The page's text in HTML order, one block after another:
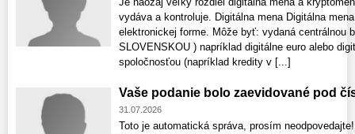
vydáva a kontroluje. Digitálna mena Digitálna
elektronickej forme. Môže byť: vydaná centrálnou
SLOVENSKOU ) napríklad digitálne euro alebo
spoločnosťou (napríklad kredity v [...]
Vaše podanie bolo zaevidované pod
31.07.2026
Toto je automatická správa, prosím